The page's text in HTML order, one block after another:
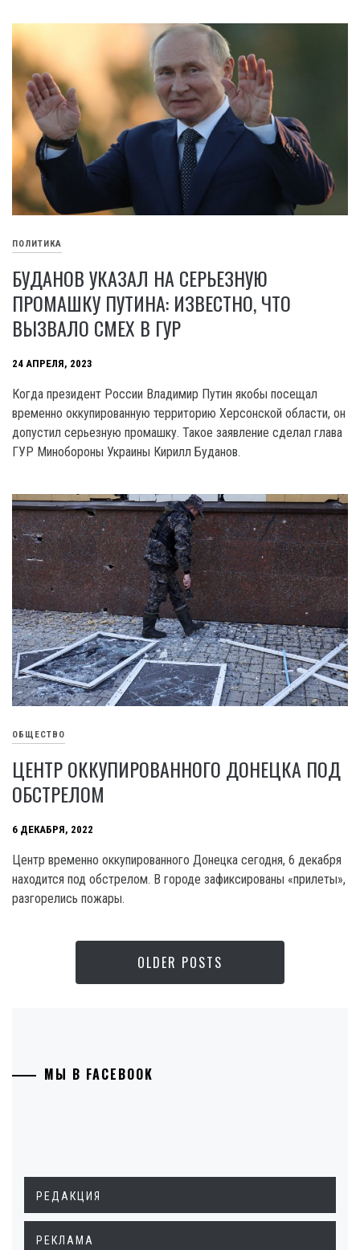
ПОЛИТИКА
БУДАНОВ УКАЗАЛ НА СЕРЬЕЗНУЮ
ПРОМАШКУ ПУТИНА: ИЗВЕСТНО, ЧТО
ВЫЗВАЛО СМЕХ В ГУР
24 АПРЕЛЯ, 2023
Когда президент России Владимир Путин якобы посещал
временно оккупированную территорию Херсонской области, он
допустил серьезную промашку. Такое заявление сделал глава
ГУР Минобороны Украины Кирилл Буданов.
ОБЩЕСТВО
ЦЕНТР ОККУПИРОВАННОГО ДОНЕЦКА ПОД
ОБСТРЕЛОМ
6 ДЕКАБРЯ, 2022
Центр временно оккупированного Донецка сегодня, 6 декабря
находится под обстрелом. В городе зафиксированы «прилеты»,
разгорелись пожары.
OLDER POSTS
МЫ В FACEBOOK
РЕДАКЦИЯ
РЕКЛАМА